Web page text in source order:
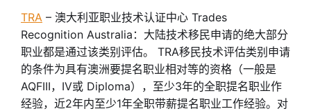
TRA – 澳大利亚职业技术认证中心 Trades
Recognition Australia：大陆技术移民申请的绝大部分
职业都是通过该类别评估。 TRA移民技术评估类别申请
的条件为具有澳洲要提名职业相对等的资格（一般是
AQFIII，IV或 Diploma），至少3年的全职提名职业作
经验，近2年内至少1年全职带薪提名职业工作经验。对